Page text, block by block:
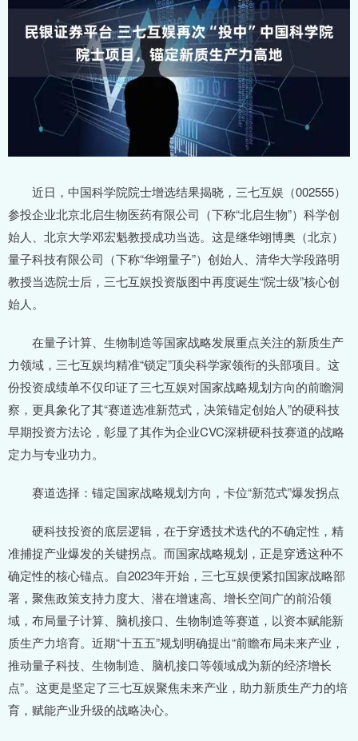
近日，中国科学院院士增选结果揭晓，三七互娱（002555）
参投企业北京北启生物医药有限公司（下称“北启生物”）科学创
始人、北京大学邓宏魁教授成功当选。这是继华翊博奥（北京）
量子科技有限公司（下称“华翊量子”）创始人、清华大学段路明
教授当选院士后，三七互娱投资版图中再度诞生“院士级”核心创
始人。
在量子计算、生物制造等国家战略发展重点关注的新质生产
力领域，三七互娱均精准“锁定”顶尖科学家领衔的头部项目。这
份投资成绩单不仅印证了三七互娱对国家战略规划方向的前瞻洞
察，更具象化了其“赛道选准新范式，决策锚定创始人”的硬科技
早期投资方法论，彰显了其作为企业CVC深耕硬科技赛道的战略
定力与专业功力。
赛道选择：锚定国家战略规划方向，卡位“新范式”爆发拐点
硬科技投资的底层逻辑，在于穿透技术迭代的不确定性，精
准捕捉产业爆发的关键拐点。而国家战略规划，正是穿透这种不
确定性的核心锚点。自2023年开始，三七互娱便紧扣国家战略部
署，聚焦政策支持力度大、潜在增速高、增长空间广的前沿领
域，布局量子计算、脑机接口、生物制造等赛道，以资本赋能新
质生产力培育。近期“十五五”规划明确提出“前瞻布局未来产业，
推动量子科技、生物制造、脑机接口等领域成为新的经济增长
点”。这更是坚定了三七互娱聚焦未来产业，助力新质生产力的培
育，赋能产业升级的战略决心。